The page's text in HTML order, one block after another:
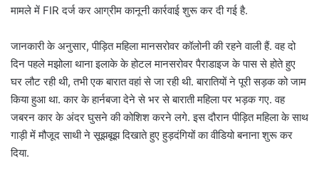
मामले में FIR दर्ज कर आग्रीम कानूनी कार्रवाई शुरू कर दी गई है.
जानकारी के अनुसार, पीड़ित महिला मानसरोवर कॉलोनी की रहने वाली हैं. वह दो
दिन पहले मझोला थाना इलाके के होटल मानसरोवर पैराडाइज के पास से होते हुए
घर लौट रही थी, तभी एक बारात वहां से जा रही थी. बारातियों ने पूरी सड़क को जाम
किया हुआ था. कार के हार्नबजा देने से भर से बाराती महिला पर भड़क गए. वह
जबरन कार के अंदर घुसने की कोशिश करने लगे. इस दौरान पीड़ित महिला के साथ
गाड़ी में मौजूद साथी ने सूझबूझ दिखाते हुए हुड़दंगियों का वीडियो बनाना शुरू कर
दिया.